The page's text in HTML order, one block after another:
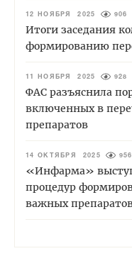
12 НОЯБРЯ 2025 906
Итоги заседания
формированию
11 НОЯБРЯ 2025 928
ФАС разъяснила
включенных в
препаратов
14 ОКТЯБРЯ 2025 956
«Инфарма»
процедур
важных